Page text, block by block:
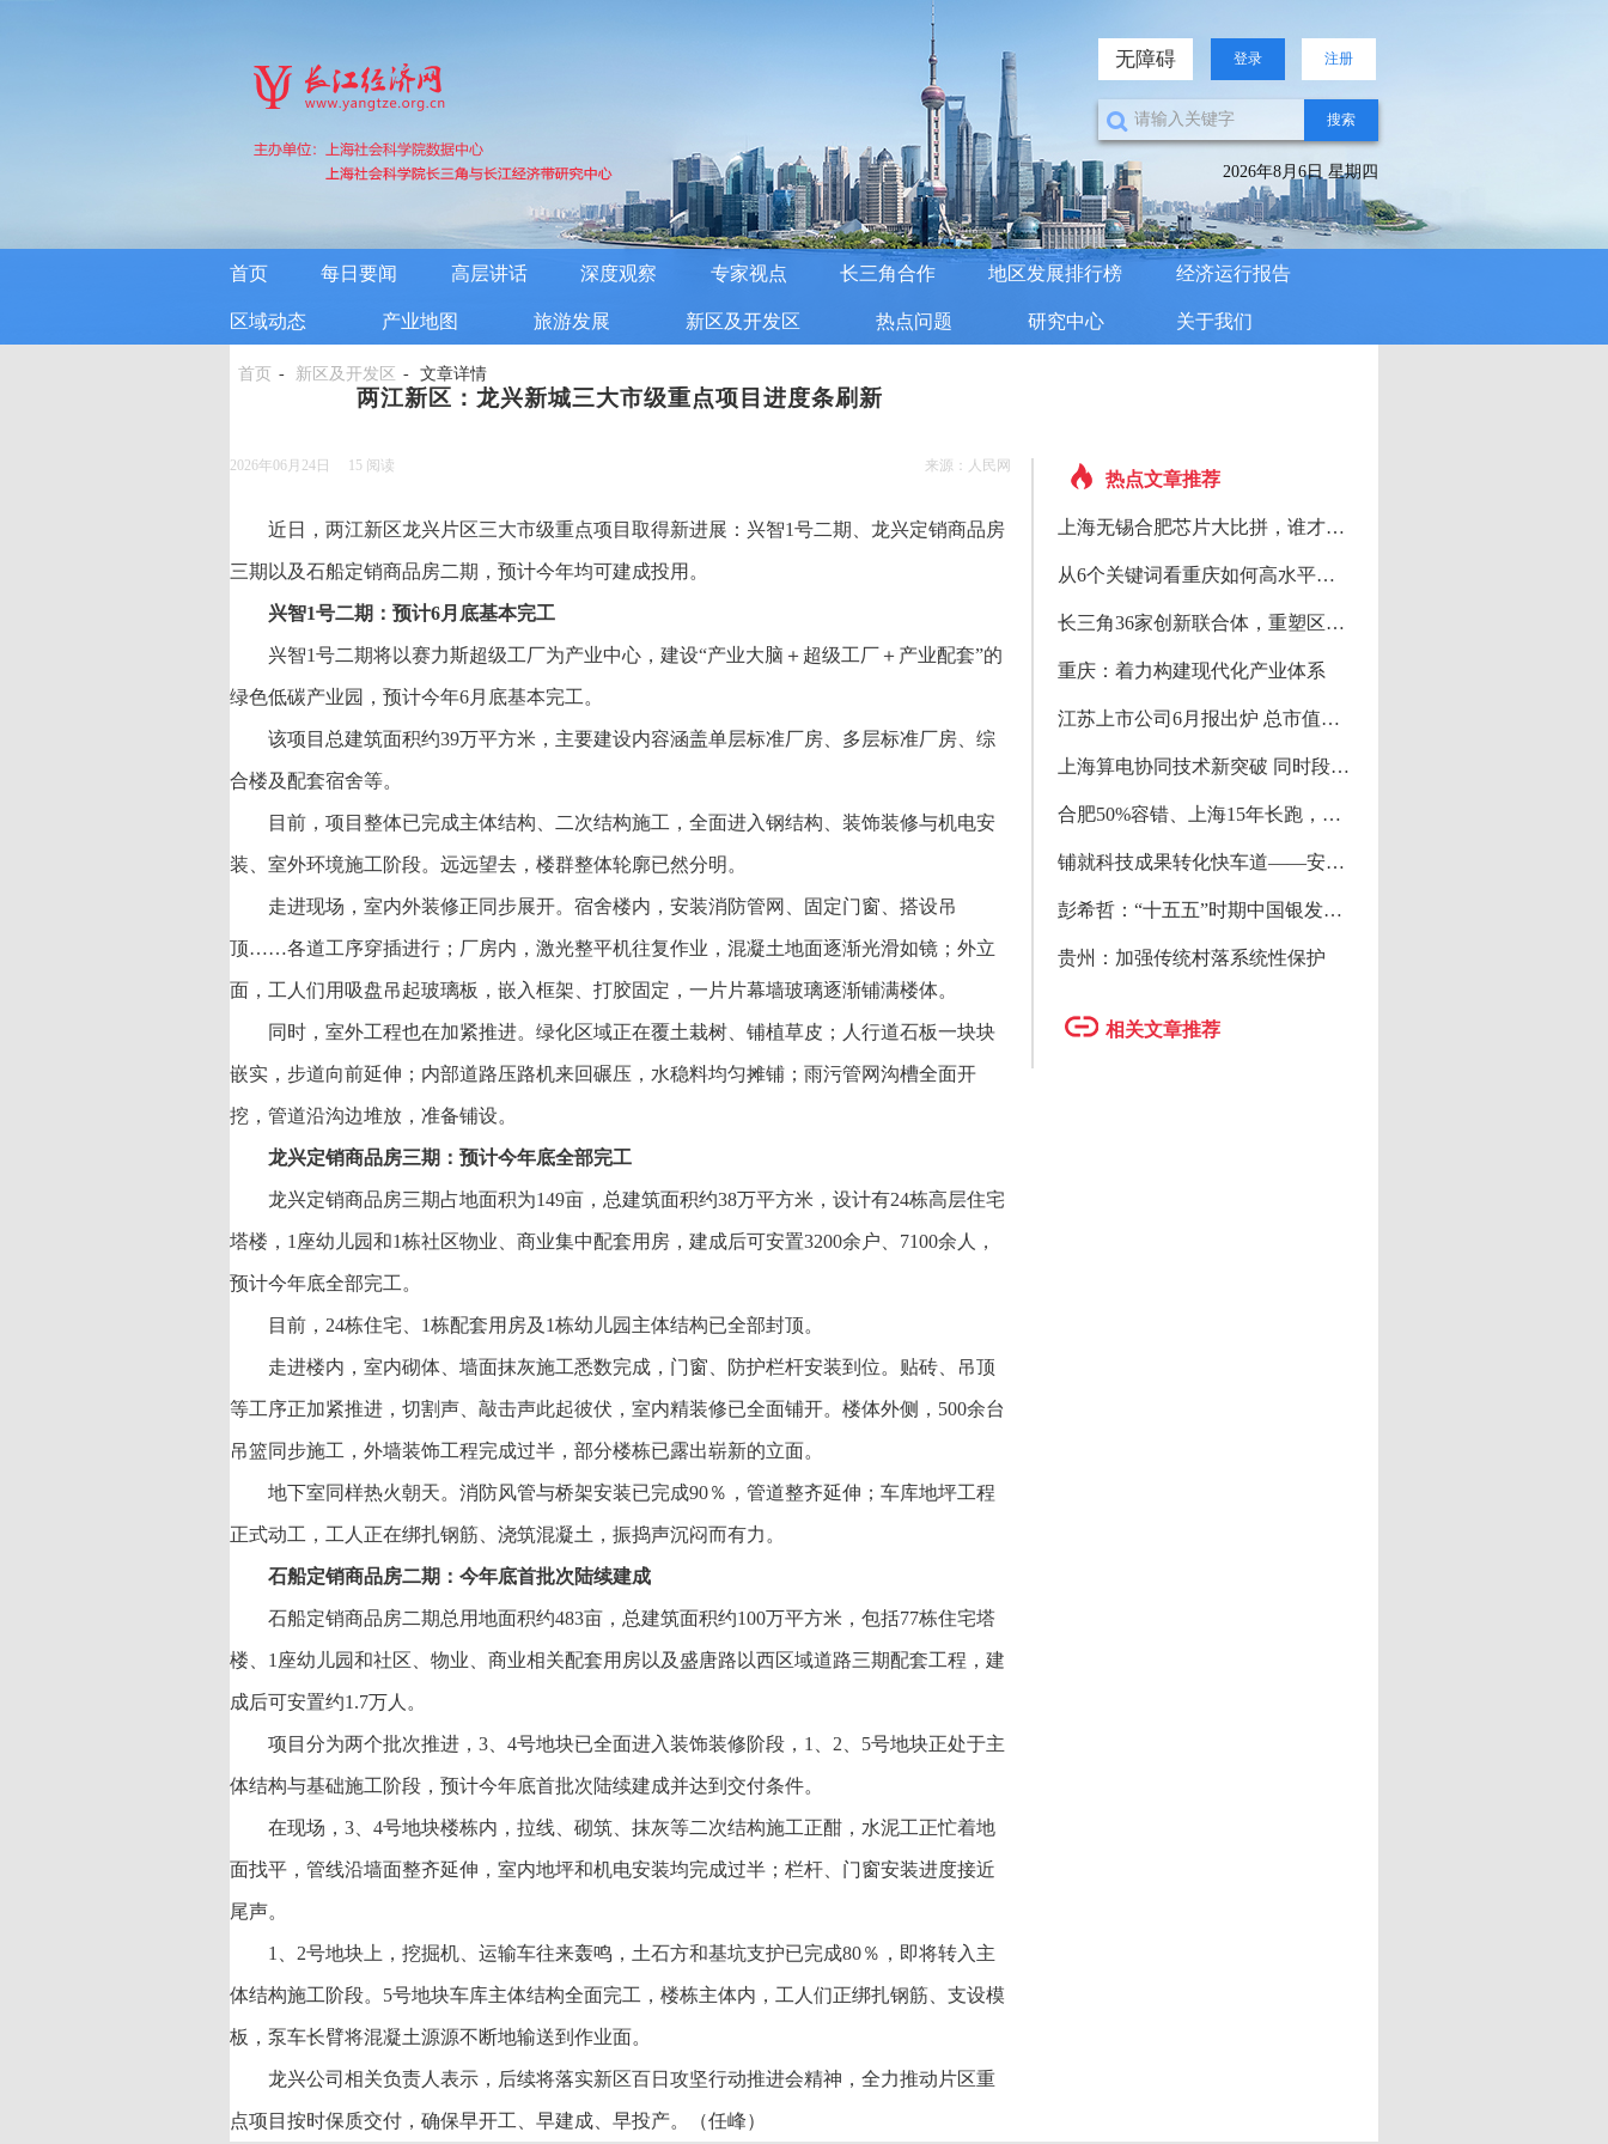
无障碍 登录 注册
搜索
2026年8月6日 星期四
首页 每日要闻 高层讲话 深度观察 专家视点 长三角合作 地区发展排行榜 经济运行报告
区域动态 产业地图 旅游发展 新区及开发区 热点问题 研究中心 关于我们
首页 新区及开发区 文章详情
两江新区：龙兴新城三大市级重点项目进度条刷新
2026年06月24日 15 阅读 来源：人民网
近日，两江新区龙兴片区三大市级重点项目取得新进展：兴智1号二期、龙兴定销商品房
三期以及石船定销商品房二期，预计今年均可建成投用。
兴智1号二期：预计6月底基本完工
兴智1号二期将以赛力斯超级工厂为产业中心，建设“产业大脑＋超级工厂＋产业配套”的
绿色低碳产业园，预计今年6月底基本完工。
该项目总建筑面积约39万平方米，主要建设内容涵盖单层标准厂房、多层标准厂房、综
合楼及配套宿舍等。
目前，项目整体已完成主体结构、二次结构施工，全面进入钢结构、装饰装修与机电安
装、室外环境施工阶段。远远望去，楼群整体轮廓已然分明。
走进现场，室内外装修正同步展开。宿舍楼内，安装消防管网、固定门窗、搭设吊
顶……各道工序穿插进行；厂房内，激光整平机往复作业，混凝土地面逐渐光滑如镜；外立
面，工人们用吸盘吊起玻璃板，嵌入框架、打胶固定，一片片幕墙玻璃逐渐铺满楼体。
同时，室外工程也在加紧推进。绿化区域正在覆土栽树、铺植草皮；人行道石板一块块
嵌实，步道向前延伸；内部道路压路机来回碾压，水稳料均匀摊铺；雨污管网沟槽全面开
挖，管道沿沟边堆放，准备铺设。
龙兴定销商品房三期：预计今年底全部完工
龙兴定销商品房三期占地面积为149亩，总建筑面积约38万平方米，设计有24栋高层住宅
塔楼，1座幼儿园和1栋社区物业、商业集中配套用房，建成后可安置3200余户、7100余人，
预计今年底全部完工。
目前，24栋住宅、1栋配套用房及1栋幼儿园主体结构已全部封顶。
走进楼内，室内砌体、墙面抹灰施工悉数完成，门窗、防护栏杆安装到位。贴砖、吊顶
等工序正加紧推进，切割声、敲击声此起彼伏，室内精装修已全面铺开。楼体外侧，500余台
吊篮同步施工，外墙装饰工程完成过半，部分楼栋已露出崭新的立面。
地下室同样热火朝天。消防风管与桥架安装已完成90％，管道整齐延伸；车库地坪工程
正式动工，工人正在绑扎钢筋、浇筑混凝土，振捣声沉闷而有力。
石船定销商品房二期：今年底首批次陆续建成
石船定销商品房二期总用地面积约483亩，总建筑面积约100万平方米，包括77栋住宅塔
楼、1座幼儿园和社区、物业、商业相关配套用房以及盛唐路以西区域道路三期配套工程，建
成后可安置约1.7万人。
项目分为两个批次推进，3、4号地块已全面进入装饰装修阶段，1、2、5号地块正处于主
体结构与基础施工阶段，预计今年底首批次陆续建成并达到交付条件。
在现场，3、4号地块楼栋内，拉线、砌筑、抹灰等二次结构施工正酣，水泥工正忙着地
面找平，管线沿墙面整齐延伸，室内地坪和机电安装均完成过半；栏杆、门窗安装进度接近
尾声。
1、2号地块上，挖掘机、运输车往来轰鸣，土石方和基坑支护已完成80％，即将转入主
体结构施工阶段。5号地块车库主体结构全面完工，楼栋主体内，工人们正绑扎钢筋、支设模
板，泵车长臂将混凝土源源不断地输送到作业面。
龙兴公司相关负责人表示，后续将落实新区百日攻坚行动推进会精神，全力推动片区重
点项目按时保质交付，确保早开工、早建成、早投产。（任峰）
热点文章推荐
上海无锡合肥芯片大比拼，谁才是长三角真正的半导体之王？
从6个关键词看重庆如何高水平建设创新强市
长三角36家创新联合体，重塑区域协同攻关新范式
重庆：着力构建现代化产业体系
江苏上市公司6月报出炉 总市值持续增长
上海算电协同技术新突破 同时段三类路径统一调度
合肥50%容错、上海15年长跑，量子产业扶持逻辑差异在哪？
铺就科技成果转化快车道——安徽省合肥市中试服务发展调查
彭希哲：“十五五”时期中国银发科技高质量发展的定位与实践路径
贵州：加强传统村落系统性保护
相关文章推荐